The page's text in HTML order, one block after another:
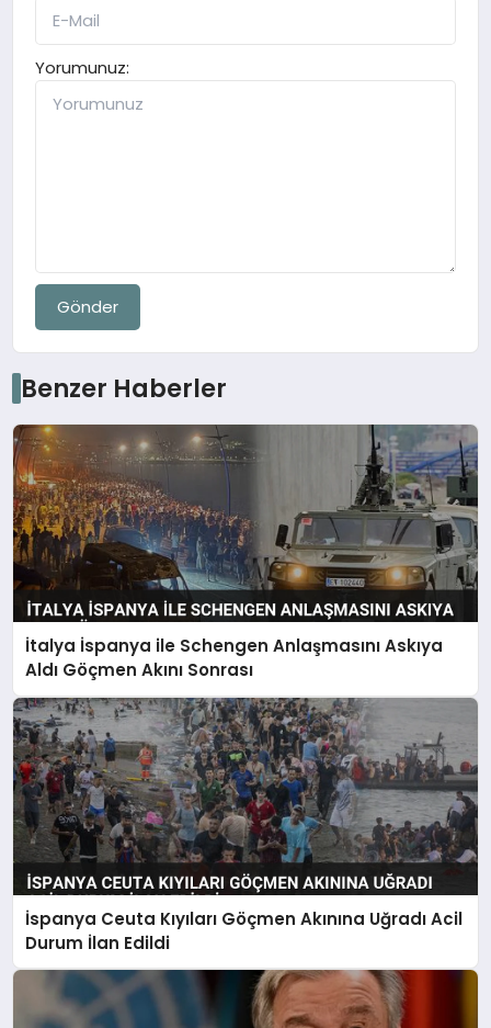
Yorumunuz:
Gönder
Benzer Haberler
İtalya İspanya ile Schengen Anlaşmasını Askıya
Aldı Göçmen Akını Sonrası
İspanya Ceuta Kıyıları Göçmen Akınına Uğradı Acil
Durum İlan Edildi